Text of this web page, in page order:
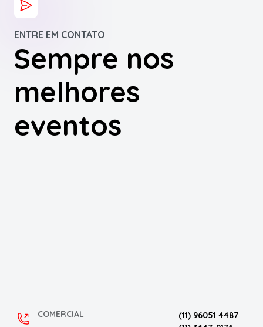
ENTRE EM CONTATO
Sempre nos
melhores
eventos
COMERCIAL
(11) 96051 4487